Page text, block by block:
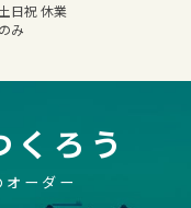
日祝 休業
み
くろう
ーダー